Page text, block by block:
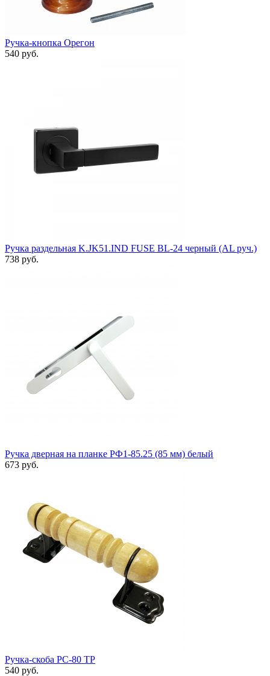
Ручка-кнопка Орегон
540 руб.
Ручка раздельная K.JK51.IND FUSE BL-24 черный (AL руч.)
738 руб.
Ручка дверная на планке РФ1-85.25 (85 мм) белый
673 руб.
Ручка-скоба РС-80 ТР
540 руб.